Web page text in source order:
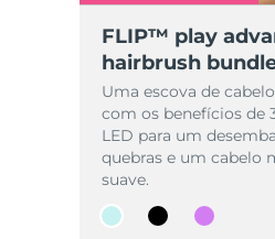
FLIP™ play
hairbrush
Uma escova de
com os benefícios de
LED para um
quebras e um cabelo
suave.
All acne
All revitalizing
Cuidados
Advanced pore
Serum
For healthy hair
issa™ Teeth
18% PAP
Comprar todos